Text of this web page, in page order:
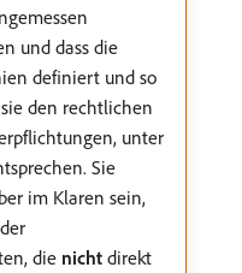
und dass die
definiert und so
den rechtlichen
unter
Sie
im Klaren sein,
die nicht direkt